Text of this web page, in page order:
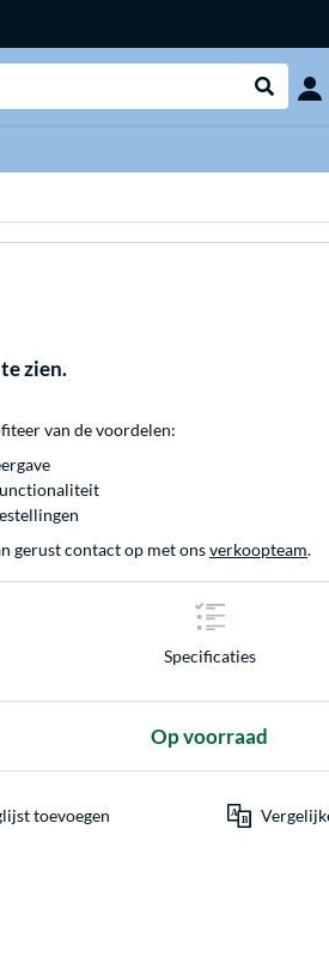
zien.
van de voordelen:
gerust contact op met onsverkoopteam.
Specificaties
Op voorraad
toevoegen